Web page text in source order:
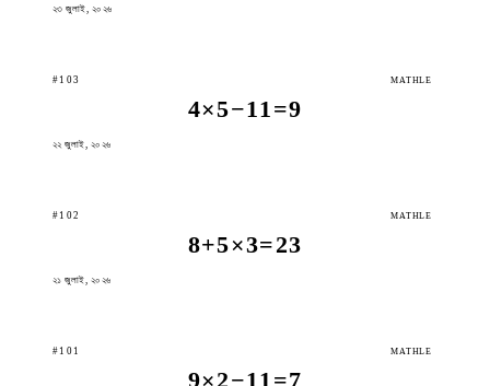
২৩ জুলাই, ২০২৬
#103 MATHLE
4×5−11=9
২২ জুলাই, ২০২৬
#102 MATHLE
8+5×3=23
২১ জুলাই, ২০২৬
#101 MATHLE
9×2−11=7